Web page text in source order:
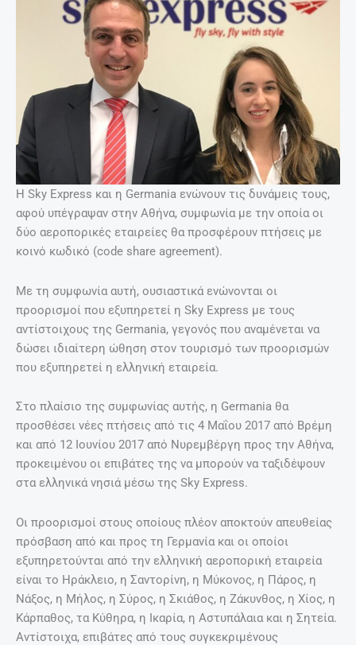
Η Sky Express και η Germania ενώνουν τις δυνάμεις τους,
αφού υπέγραψαν στην Αθήνα, συμφωνία με την οποία οι
δύο αεροπορικές εταιρείες θα προσφέρουν πτήσεις με
κοινό κωδικό (code share agreement).
Με τη συμφωνία αυτή, ουσιαστικά ενώνονται οι
προορισμοί που εξυπηρετεί η Sky Express με τους
αντίστοιχους της Germania, γεγονός που αναμένεται να
δώσει ιδιαίτερη ώθηση στον τουρισμό των προορισμών
που εξυπηρετεί η ελληνική εταιρεία.
Στο πλαίσιο της συμφωνίας αυτής, η Germania θα
προσθέσει νέες πτήσεις από τις 4 Μαΐου 2017 από Βρέμη
και από 12 Ιουνίου 2017 από Νυρεμβέργη προς την Αθήνα,
προκειμένου οι επιβάτες της να μπορούν να ταξιδέψουν
στα ελληνικά νησιά μέσω της Sky Express.
Οι προορισμοί στους οποίους πλέον αποκτούν απευθείας
πρόσβαση από και προς τη Γερμανία και οι οποίοι
εξυπηρετούνται από την ελληνική αεροπορική εταιρεία
είναι το Ηράκλειο, η Σαντορίνη, η Μύκονος, η Πάρος, η
Νάξος, η Μήλος, η Σύρος, η Σκιάθος, η Ζάκυνθος, η Χίος, η
Κάρπαθος, τα Κύθηρα, η Ικαρία, η Αστυπάλαια και η Σητεία.
Αντίστοιχα, επιβάτες από τους συγκεκριμένους